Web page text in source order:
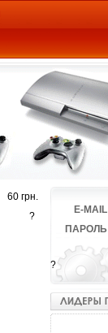
60 грн.
?
E-MAIL
ПАРОЛЬ
?